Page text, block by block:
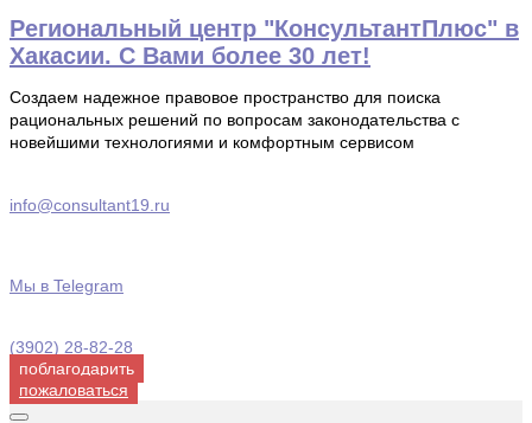
Перейти
к
содержимому
Региональный центр "КонсультантПлюс" в
Хакасии. С Вами более 30 лет!
Создаем надежное правовое пространство для поиска
рациональных решений по вопросам законодательства с
новейшими технологиями и комфортным сервисом
info@consultant19.ru
Мы в Telegram
(3902) 28-82-28
поблагодарить
пожаловаться